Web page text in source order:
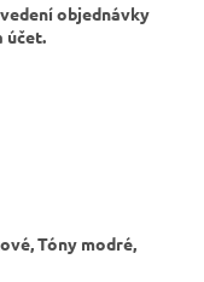
objednávky
účet.
Tóny modré,